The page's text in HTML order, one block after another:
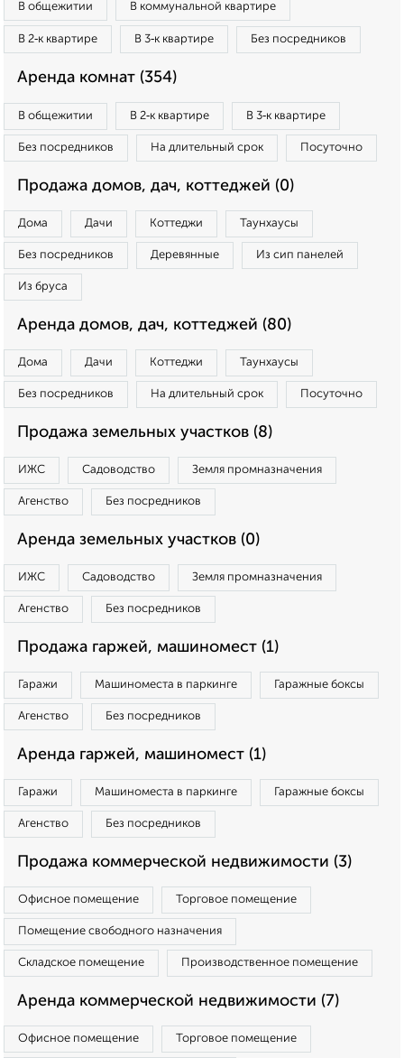
В общежитии В коммунальной квартире
В 2‑к квартире В 3‑к квартире Без посредников
Аренда комнат (354)
В общежитии В 2‑к квартире В 3‑к квартире
Без посредников На длительный срок Посуточно
Продажа домов, дач, коттеджей (0)
Дома Дачи Коттеджи Таунхаусы
Без посредников Деревянные Из сип панелей
Из бруса
Аренда домов, дач, коттеджей (80)
Дома Дачи Коттеджи Таунхаусы
Без посредников На длительный срок Посуточно
Продажа земельных участков (8)
ИЖС Садоводство Земля промназначения
Агенство Без посредников
Аренда земельных участков (0)
ИЖС Садоводство Земля промназначения
Агенство Без посредников
Продажа гаржей, машиномест (1)
Гаражи Машиноместа в паркинге Гаражные боксы
Агенство Без посредников
Аренда гаржей, машиномест (1)
Гаражи Машиноместа в паркинге Гаражные боксы
Агенство Без посредников
Продажа коммерческой недвижимости (3)
Офисное помещение Торговое помещение
Помещение свободного назначения
Складское помещение Производственное помещение
Аренда коммерческой недвижимости (7)
Офисное помещение Торговое помещение